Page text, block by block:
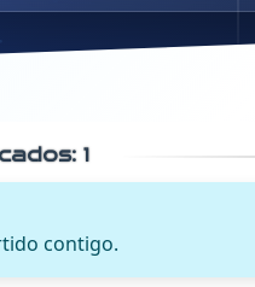
1
contigo.